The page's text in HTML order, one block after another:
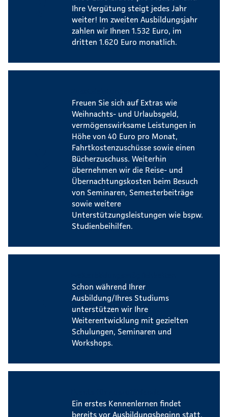
Ihre Vergütung steigt jedes Jahr
weiter! Im zweiten Ausbildungsjahr
zahlen wir Ihnen 1.532 Euro, im
dritten 1.620 Euro monatlich.
Freuen Sie sich auf Extras wie
Weihnachts- und Urlaubsgeld,
vermögenswirksame Leistungen in
Höhe von 40 Euro pro Monat,
Fahrtkostenzuschüsse sowie einen
Bücherzuschuss. Weiterhin
übernehmen wir die Reise- und
Übernachtungskosten beim Besuch
von Seminaren, Semesterbeiträge
sowie weitere
Unterstützungsleistungen wie bspw.
Studienbeihilfen.
Schon während Ihrer
Ausbildung/Ihres Studiums
unterstützen wir Ihre
Weiterentwicklung mit gezielten
Schulungen, Seminaren und
Workshops.
Ein erstes Kennenlernen findet
bereits vor Ausbildungsbeginn statt.